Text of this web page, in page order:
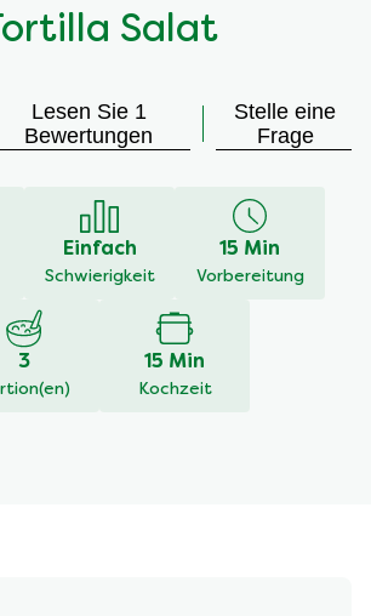
Salat
Lesen Sie 1
Bewertungen
Stelle eine
Frage
Einfach
Schwierigkeit
15 Min
Vorbereitung
3 15 Min
Kochzeit